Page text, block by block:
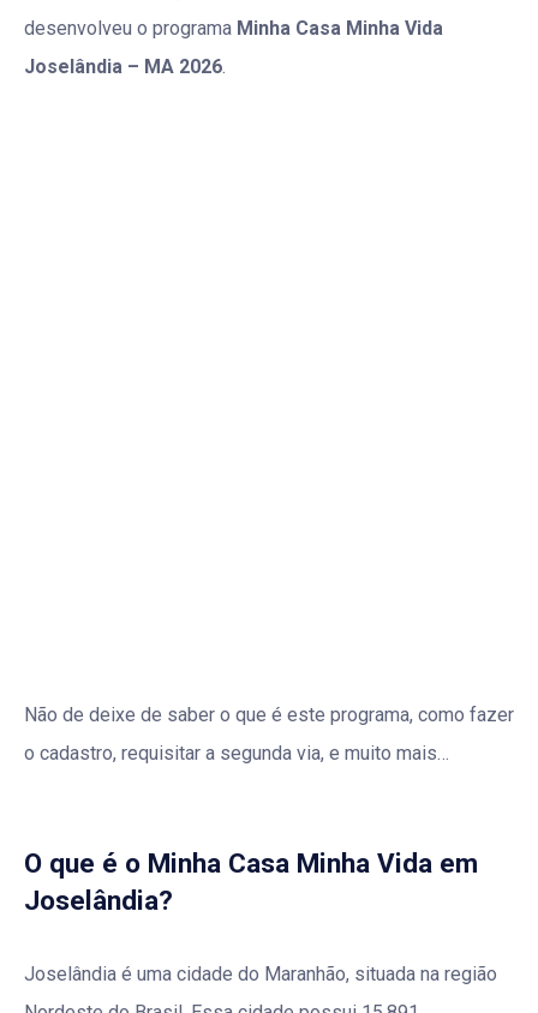
desenvolveu o programa Minha Casa Minha Vida
Joselândia – MA 2026.
Não de deixe de saber o que é este programa, como fazer
o cadastro, requisitar a segunda via, e muito mais…
O que é o Minha Casa Minha Vida em
Joselândia?
Joselândia é uma cidade do Maranhão, situada na região